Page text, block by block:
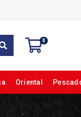
0
Oriental